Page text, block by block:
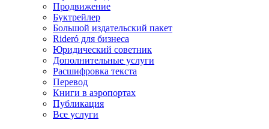
Продвижение
Буктрейлер
Большой издательский пакет
Rideró для бизнеса
Юридический советник
Дополнительные услуги
Расшифровка текста
Перевод
Книги в аэропортах
Публикация
Все услуги